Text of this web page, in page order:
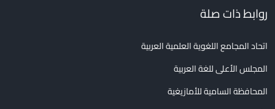
روابط ذات صلة
اتحاد المجامع اللغوية العلمية العربية
المجلس الأعلى للغة العربية
المحافظة السامية للأمازيغية